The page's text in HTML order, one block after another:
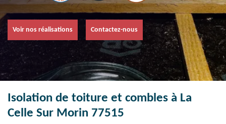
Voir nos réalisations Contactez-nous
Isolation de toiture et combles à La
Celle Sur Morin 77515